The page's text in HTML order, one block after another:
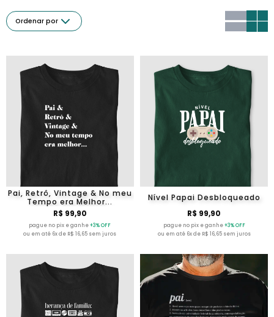
Ordenar por
Pai, Retrô, Vintage & No meu
Tempo era Melhor...
R$ 99,90
pague no pix e ganhe+3% OFF
ou em até 6x de R$ 16,65 sem juros
Nível Papai Desbloqueado
R$ 99,90
pague no pix e ganhe+3% OFF
ou em até 6x de R$ 16,65 sem juros